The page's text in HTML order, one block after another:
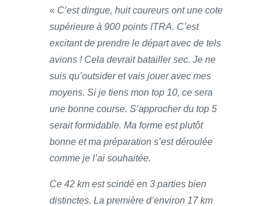
« C’est dingue, huit coureurs ont une cote
supérieure à 900 points ITRA. C’est
excitant de prendre le départ avec de tels
avions ! Cela devrait batailler sec. Je ne
suis qu’outsider et vais jouer avec mes
moyens. Si je tiens mon top 10, ce sera
une bonne course. S’approcher du top 5
serait formidable. Ma forme est plutôt
bonne et ma préparation s’est déroulée
comme je l’ai souhaitée.
Ce 42 km est scindé en 3 parties bien
distinctes. La première d’environ 17 km